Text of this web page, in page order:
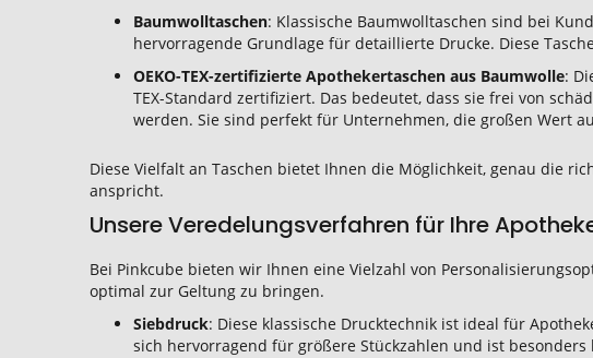
Baumwolltaschen: Klassische Baumwolltaschen sind bei
hervorragende Grundlage für detaillierte Drucke. Diese
OEKO-TEX-zertifizierte Apothekertaschen aus Baumwolle:
TEX-Standard zertifiziert. Das bedeutet, dass sie frei von
werden. Sie sind perfekt für Unternehmen, die großen Wert
Diese Vielfalt an Taschen bietet Ihnen die Möglichkeit, genau die
anspricht.
Unsere Veredelungsverfahren für Ihre
Bei Pinkcube bieten wir Ihnen eine Vielzahl von
optimal zur Geltung zu bringen.
Siebdruck: Diese klassische Drucktechnik ist ideal für
sich hervorragend für größere Stückzahlen und ist